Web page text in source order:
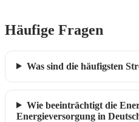
Häufige Fragen
Was sind die häufigsten
Wie beeinträchtigt die
Energieversorgung in